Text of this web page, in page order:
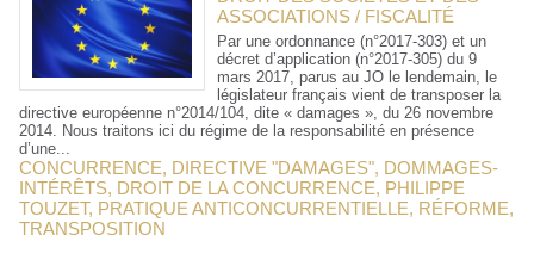
ASSOCIATIONS / FISCALITÉ
Par une ordonnance (n°2017-303) et un
décret d’application (n°2017-305) du 9
mars 2017, parus au JO le lendemain, le
législateur français vient de transposer la
directive européenne n°2014/104, dite « damages », du 26 novembre
2014. Nous traitons ici du régime de la responsabilité en présence
d’une...
CONCURRENCE, DIRECTIVE "DAMAGES", DOMMAGES-
INTÉRÊTS, DROIT DE LA CONCURRENCE, PHILIPPE
TOUZET, PRATIQUE ANTICONCURRENTIELLE, RÉFORME,
TRANSPOSITION